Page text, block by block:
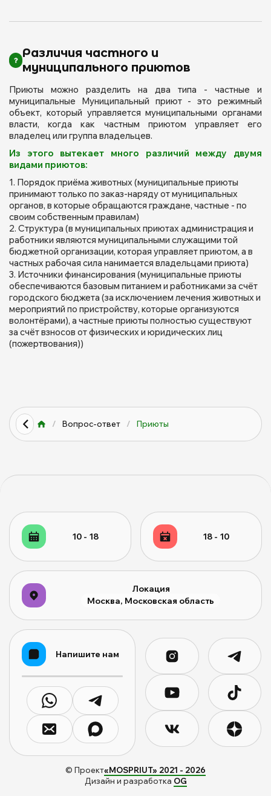
Различия частного и
муниципального приютов
Приюты можно разделить на два типа - частные и
муниципальные Муниципальный приют - это режимный
объект, который управляется муниципальными органами
власти, когда как частным приютом управляет его
владелец или группа владельцев.
Из этого вытекает много различий между двумя
видами приютов:
Порядок приёма животных (муниципальные приюты
принимают только по заказ-наряду от муниципальных
органов, в которые обращаются граждане, частные - по
своим собственным правилам)
Структура (в муниципальных приютах администрация и
работники являются муниципальными служащими той
бюджетной организации, которая управляет приютом, а в
частных рабочая сила нанимается владельцами приюта)
Источники финансирования (муниципальные приюты
обеспечиваются базовым питанием и работниками за счёт
городского бюджета (за исключением лечения животных и
мероприятий по пристройству, которые организуются
волонтёрами), а частные приюты полностью существуют
за счёт взносов от физических и юридических лиц
(пожертвования))
/ Вопрос-ответ / Приюты
10 - 18 18 - 10
Локация
Москва, Московская область
Напишите нам
© Проект«MOSPRIUT» 2021 - 2026
Дизайн и разработка OG